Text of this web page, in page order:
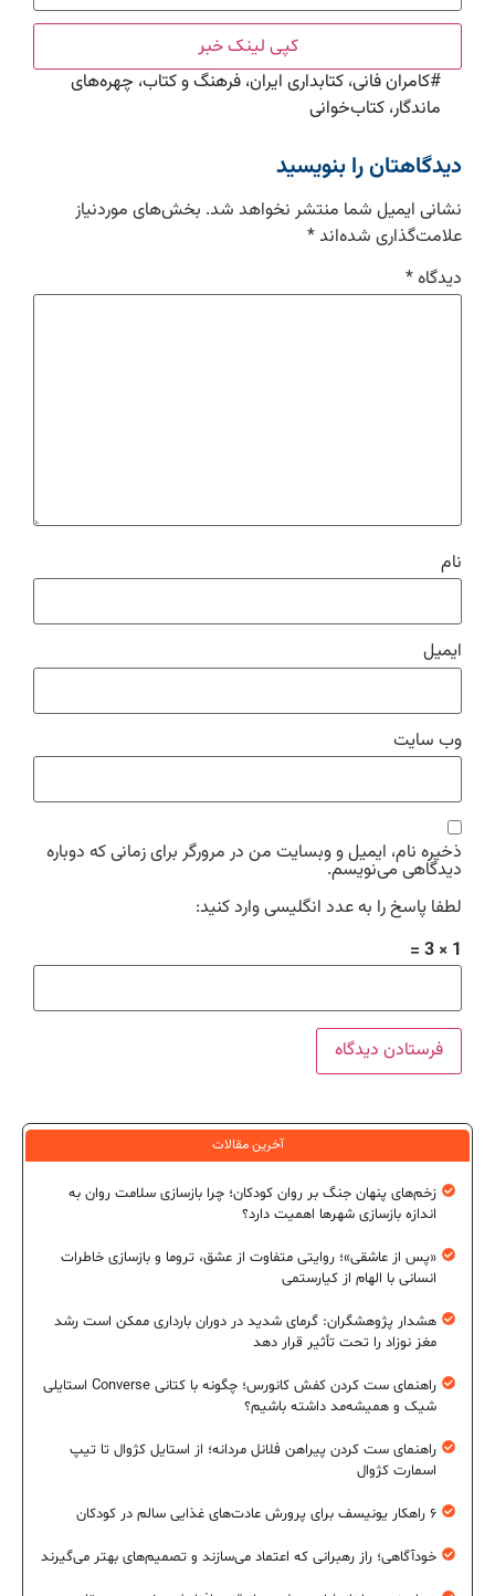
کپی لینک خبر
#کامران فانی، کتابداری ایران، فرهنگ و کتاب، چهره‌های
ماندگار، کتاب‌خوانی
دیدگاهتان را بنویسید
نشانی ایمیل شما منتشر نخواهد شد. بخش‌های موردنیاز
علامت‌گذاری شده‌اند*
دیدگاه*
نام
ایمیل
وب‌ سایت
ذخیره نام، ایمیل و وبسایت من در مرورگر برای زمانی که دوباره
دیدگاهی می‌نویسم.
لطفا پاسخ را به عدد انگلیسی وارد کنید:
1 × 3 =
آخرین مقالات
زخم‌های پنهان جنگ بر روان کودکان؛ چرا بازسازی سلامت روان به
اندازه بازسازی شهرها اهمیت دارد؟
«پس از عاشقی»؛ روایتی متفاوت از عشق، تروما و بازسازی خاطرات
انسانی با الهام از کیارستمی
هشدار پژوهشگران: گرمای شدید در دوران بارداری ممکن است رشد
مغز نوزاد را تحت تأثیر قرار دهد
راهنمای ست کردن کفش کانورس؛ چگونه با کتانی Converse استایلی
شیک و همیشه‌مد داشته باشیم؟
راهنمای ست کردن پیراهن فلانل مردانه؛ از استایل کژوال تا تیپ
اسمارت کژوال
۶ راهکار یونیسف برای پرورش عادت‌های غذایی سالم در کودکان
خودآگاهی؛ راز رهبرانی که اعتماد می‌سازند و تصمیم‌های بهتر می‌گیرند